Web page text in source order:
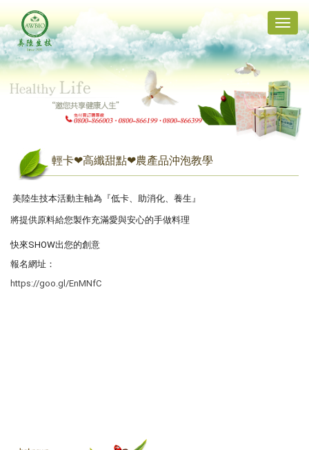
Toggle
輕卡❤高纖甜點❤農產品沖泡教學
美陸生技本活動主軸為『低卡、助消化、養生』
將提供原料給您製作充滿愛與安心的手做料理
快來SHOW出您的創意
報名網址：
https://goo.gl/EnMNfC